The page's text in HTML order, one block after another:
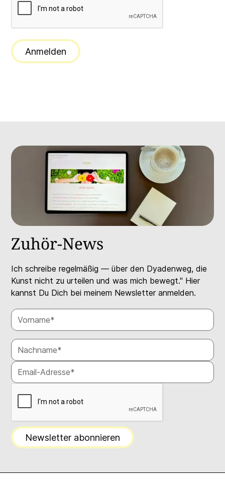
Zuhör-News
Ich schreibe regelmäßig — über den Dyadenweg, die
Kunst nicht zu urteilen und was mich bewegt." Hier
kannst Du Dich bei meinem Newsletter anmelden.